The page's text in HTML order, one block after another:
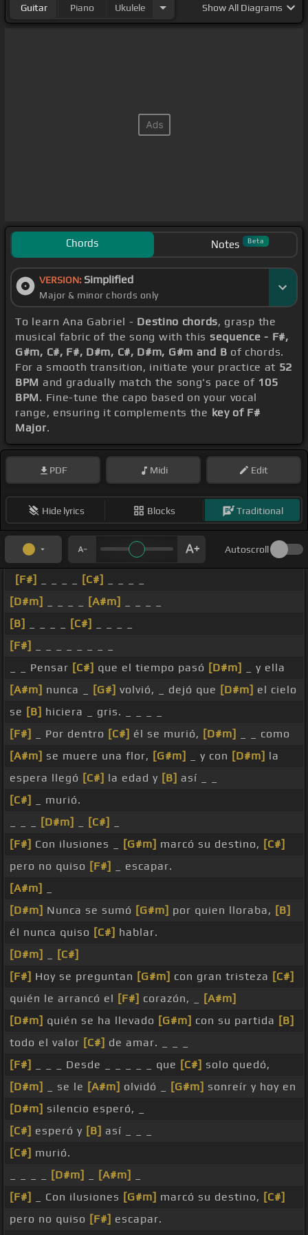
Guitar Piano Ukulele ShowAll Diagrams
Chords Notes Beta
VERSION: Simplified
Major & minor chords only
To learn Ana Gabriel - Destino chords, grasp the
musical fabric of the song with this sequence - F#,
G#m, C#, F#, D#m, C#, D#m, G#m and B of chords.
For a smooth transition, initiate your practice at 52
BPM and gradually match the song's pace of 105
BPM. Fine-tune the capo based on your vocal
range, ensuring it complements the key of F#
Major.
PDF Midi Edit
Hide lyrics Blocks Traditional
Autoscroll
[F#] [C#]
[D#m]
[A#m]
[B]
[C#]
[F#]
_ _ Pensar [C#] que el tiempo pasó [D#m]
_ y ella
[A#m] nunca _ [G#] volvió, _ dejó que [D#m] el cielo
se [B] hiciera _ gris. _ _ _ _
[F#]
_ Por dentro [C#] él se murió, [D#m]
_ _ como
[A#m] se muere una flor, [G#m] _ y con [D#m] la
espera llegó [C#] la edad y [B] así _ _
[C#]
_ murió.
[D#m] [C#]
[F#] Con ilusiones _ [G#m] marcó su destino, [C#]
pero no quiso [F#]
_ escapar.
[A#m]
[D#m] Nunca se sumó [G#m] por quien lloraba, [B]
él nunca quiso [C#] hablar.
[D#m]
[C#]
[F#] Hoy se preguntan [G#m] con gran tristeza [C#]
quién le arrancó el [F#] corazón, _
[A#m]
[D#m] quién se ha llevado [G#m] con su partida [B]
todo el valor [C#] de amar. _ _ _
[F#]
_ _ _ Desde _ _ _ _ _ que [C#] solo quedó,
[D#m]
_ se le [A#m] olvidó _ [G#m] sonreír y hoy en
[D#m] silencio esperó, _
[C#] esperó y [B] así _ _ _
[C#] murió.
[D#m] [A#m]
[F#]
_ Con ilusiones [G#m] marcó su destino, [C#]
pero no quiso [F#] escapar.